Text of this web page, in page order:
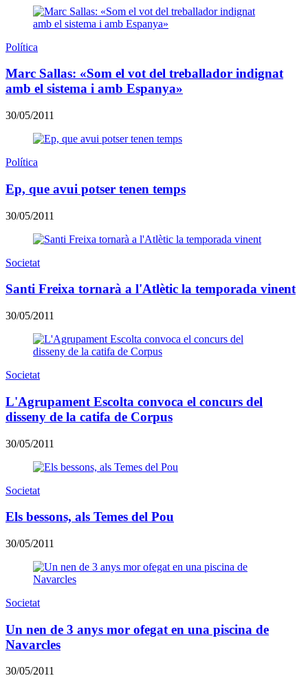
Política
Marc Sallas: «Som el vot del treballador indignat
amb el sistema i amb Espanya»
30/05/2011
Política
Ep, que avui potser tenen temps
30/05/2011
Societat
Santi Freixa tornarà a l'Atlètic la temporada vinent
30/05/2011
Societat
L'Agrupament Escolta convoca el concurs del
disseny de la catifa de Corpus
30/05/2011
Societat
Els bessons, als Temes del Pou
30/05/2011
Societat
Un nen de 3 anys mor ofegat en una piscina de
Navarcles
30/05/2011